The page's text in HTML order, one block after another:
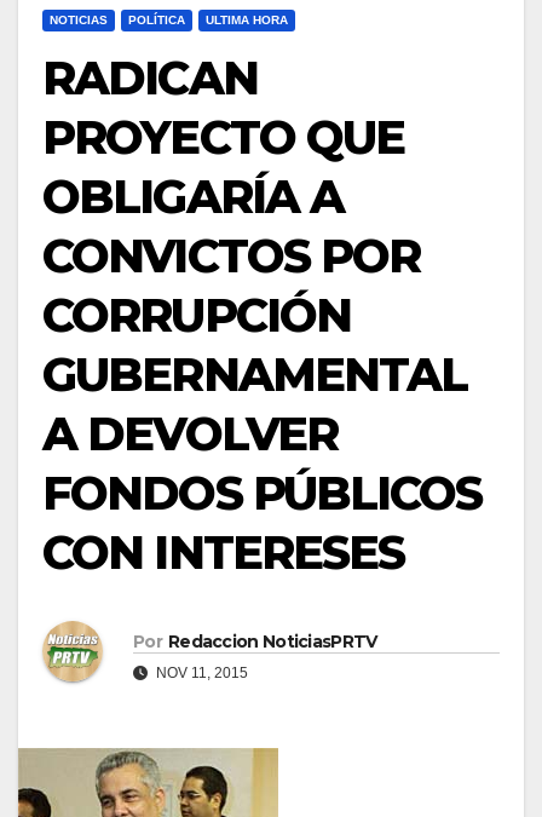
NOTICIAS POLÍTICA ULTIMA HORA
RADICAN
PROYECTO QUE
OBLIGARÍA A
CONVICTOS POR
CORRUPCIÓN
GUBERNAMENTAL
A DEVOLVER
FONDOS PÚBLICOS
CON INTERESES
Por Redaccion NoticiasPRTV
NOV 11, 2015